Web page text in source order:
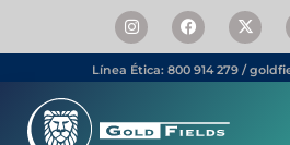
Línea Ética: 800 914 279 /